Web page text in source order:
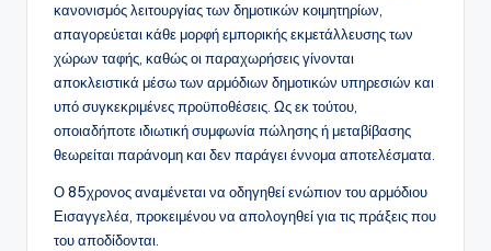
κανονισμός λειτουργίας των δημοτικών κοιμητηρίων,
απαγορεύεται κάθε μορφή εμπορικής εκμετάλλευσης των
χώρων ταφής, καθώς οι παραχωρήσεις γίνονται
αποκλειστικά μέσω των αρμόδιων δημοτικών υπηρεσιών και
υπό συγκεκριμένες προϋποθέσεις. Ως εκ τούτου,
οποιαδήποτε ιδιωτική συμφωνία πώλησης ή μεταβίβασης
θεωρείται παράνομη και δεν παράγει έννομα αποτελέσματα.
Ο 85χρονος αναμένεται να οδηγηθεί ενώπιον του αρμόδιου
Εισαγγελέα, προκειμένου να απολογηθεί για τις πράξεις που
του αποδίδονται.